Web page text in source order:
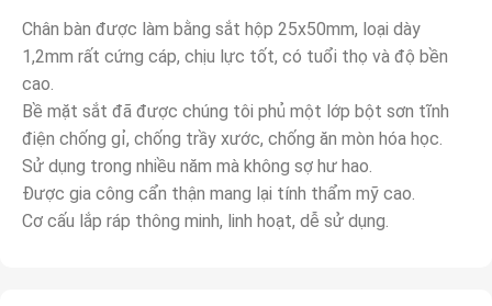
Chân bàn được làm bằng sắt hộp 25x50mm, loại dày
1,2mm rất cứng cáp, chịu lực tốt, có tuổi thọ và độ bền
cao.
Bề mặt sắt đã được chúng tôi phủ một lớp bột sơn tĩnh
điện chống gỉ, chống trầy xước, chống ăn mòn hóa học.
Sử dụng trong nhiều năm mà không sợ hư hao.
Được gia công cẩn thận mang lại tính thẩm mỹ cao.
Cơ cấu lắp ráp thông minh, linh hoạt, dễ sử dụng.